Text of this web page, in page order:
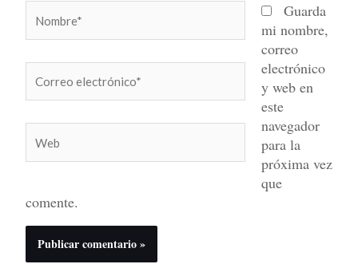
electrónico*
Guarda
mi nombre,
correo
electrónico
y web en
este
navegador
para la
próxima vez
que
comente.